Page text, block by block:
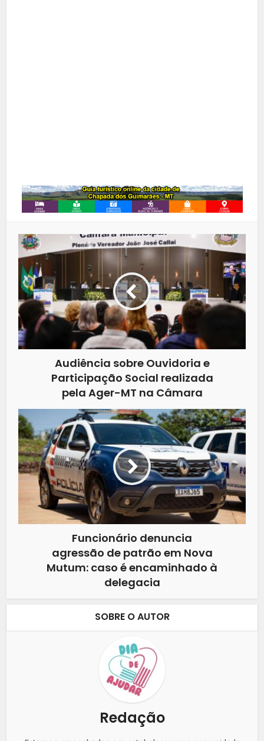
Audiência sobre Ouvidoria e
Participação Social realizada
pela Ager-MT na Câmara
Funcionário denuncia
agressão de patrão em Nova
Mutum: caso é encaminhado à
delegacia
SOBRE O AUTOR
Redação